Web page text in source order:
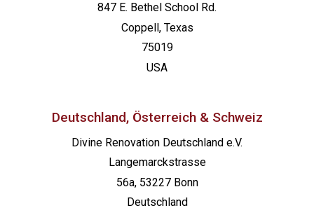
847 E. Bethel School Rd.
Coppell, Texas
75019
USA
Deutschland, Österreich & Schweiz
Divine Renovation Deutschland e.V.
Langemarckstrasse
56a, 53227 Bonn
Deutschland